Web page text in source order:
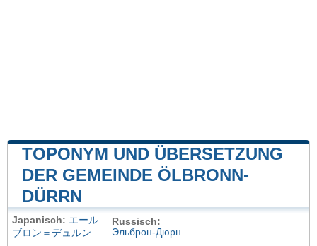
TOPONYM UND ÜBERSETZUNG
DER GEMEINDE ÖLBRONN-
DÜRRN
Japanisch: エール
ブロン＝デュルン
Russisch:
Эльброн-Дюрн